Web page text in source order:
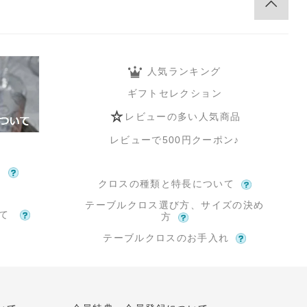
人気ランキング
ギフトセレクション
レビューの多い人気商品
レビューで500円クーポン♪
クロスの種類と特長について
テーブルクロス選び方、サイズの決め
方
テーブルクロスのお手入れ